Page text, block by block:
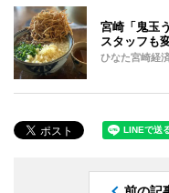
宮崎「鬼玉
スタッフも
ひなた宮崎経